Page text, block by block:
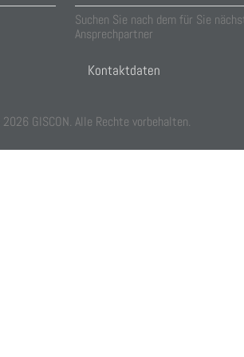
Suchen Sie nach dem für Sie
Ansprechpartner
Kontaktdaten
2026 GISCON. Alle Rechte vorbehalten.